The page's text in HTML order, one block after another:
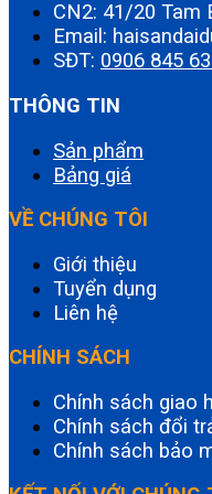
CN2: 41/20 Tam
Email:
SĐT: 0906 845
THÔNG TIN
Sản phẩm
Bảng giá
VỀ CHÚNG TÔI
Giới thiệu
Tuyển dụng
Liên hệ
CHÍNH SÁCH
Chính sách giao
Chính sách đổi
Chính sách bảo